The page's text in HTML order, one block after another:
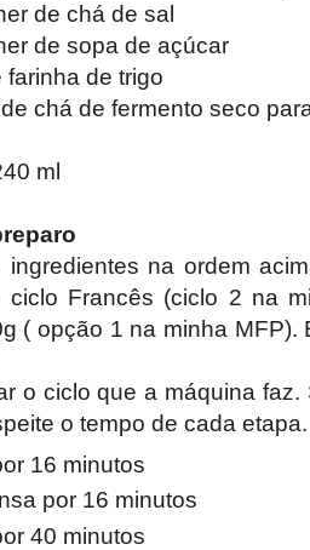
de chá de sal
de sopa de açúcar
de trigo
chá de fermento seco
ml
ingredientes na ordem
ciclo Francês (ciclo 2 na
( opção 1 na minha MFP).
o ciclo que a máquina
o tempo de cada etapa.
16 minutos
por 16 minutos
40 minutos